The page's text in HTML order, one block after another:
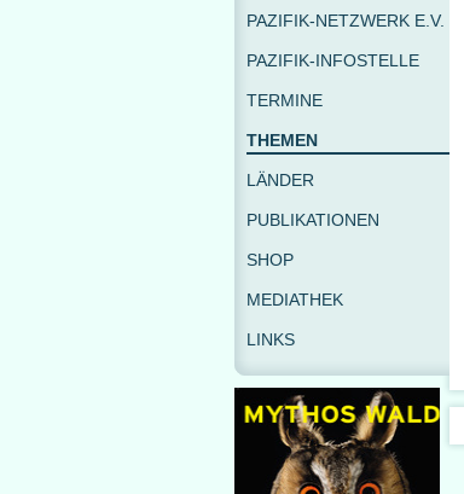
PAZIFIK-NETZWERK E.V.
PAZIFIK-INFOSTELLE
TERMINE
THEMEN
LÄNDER
PUBLIKATIONEN
SHOP
MEDIATHEK
LINKS